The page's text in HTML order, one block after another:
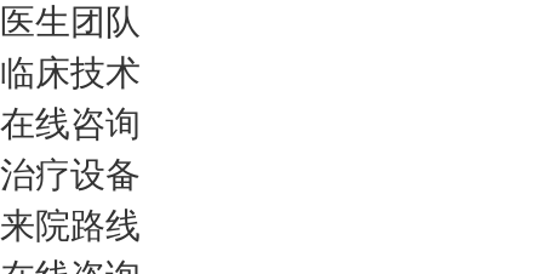
医生团队
临床技术
在线咨询
治疗设备
来院路线